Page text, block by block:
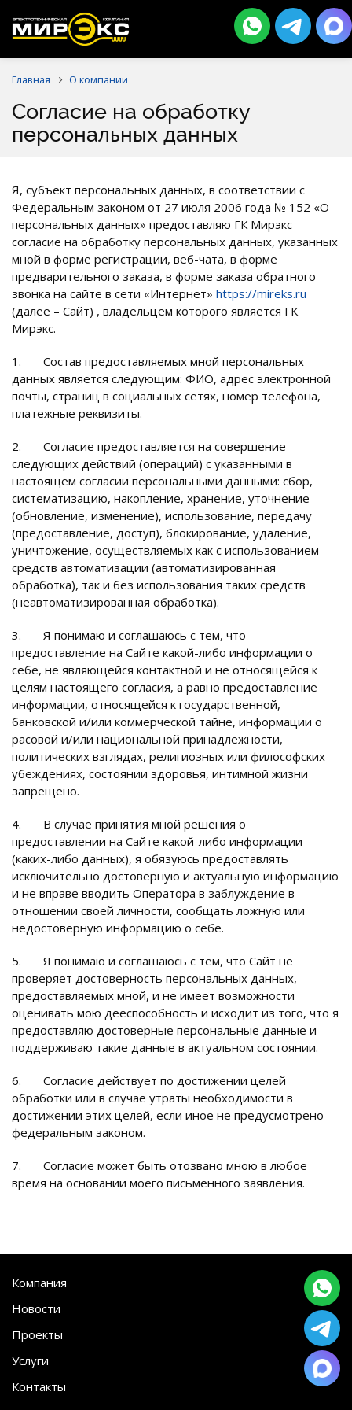
Главная О компании
Cогласие на обработку
персональных данных
Я, субъект персональных данных, в соответствии с
Федеральным законом от 27 июля 2006 года № 152 «О
персональных данных» предоставляю ГК Мирэкс
согласие на обработку персональных данных, указанных
мной в форме регистрации, веб-чата, в форме
предварительного заказа, в форме заказа обратного
звонка на сайте в сети «Интернет» https://mireks.ru
(далее – Сайт) , владельцем которого является ГК
Мирэкс.
1. Состав предоставляемых мной персональных
данных является следующим: ФИО, адрес электронной
почты, страниц в социальных сетях, номер телефона,
платежные реквизиты.
2. Согласие предоставляется на совершение
следующих действий (операций) с указанными в
настоящем согласии персональными данными: сбор,
систематизацию, накопление, хранение, уточнение
(обновление, изменение), использование, передачу
(предоставление, доступ), блокирование, удаление,
уничтожение, осуществляемых как с использованием
средств автоматизации (автоматизированная
обработка), так и без использования таких средств
(неавтоматизированная обработка).
3. Я понимаю и соглашаюсь с тем, что
предоставление на Сайте какой-либо информации о
себе, не являющейся контактной и не относящейся к
целям настоящего согласия, а равно предоставление
информации, относящейся к государственной,
банковской и/или коммерческой тайне, информации о
расовой и/или национальной принадлежности,
политических взглядах, религиозных или философских
убеждениях, состоянии здоровья, интимной жизни
запрещено.
4. В случае принятия мной решения о
предоставлении на Сайте какой-либо информации
(каких-либо данных), я обязуюсь предоставлять
исключительно достоверную и актуальную информацию
и не вправе вводить Оператора в заблуждение в
отношении своей личности, сообщать ложную или
недостоверную информацию о себе.
5. Я понимаю и соглашаюсь с тем, что Сайт не
проверяет достоверность персональных данных,
предоставляемых мной, и не имеет возможности
оценивать мою дееспособность и исходит из того, что я
предоставляю достоверные персональные данные и
поддерживаю такие данные в актуальном состоянии.
6. Согласие действует по достижении целей
обработки или в случае утраты необходимости в
достижении этих целей, если иное не предусмотрено
федеральным законом.
7. Согласие может быть отозвано мною в любое
время на основании моего письменного заявления.
Компания
Новости
Проекты
Услуги
Контакты